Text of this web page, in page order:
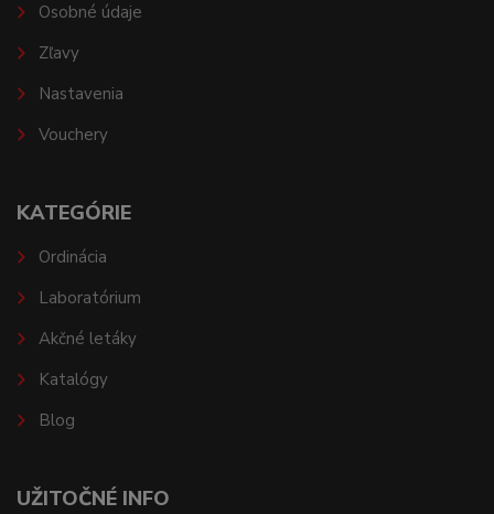
Osobné údaje
Zľavy
Nastavenia
Vouchery
KATEGÓRIE
Ordinácia
Laboratórium
Akčné letáky
Katalógy
Blog
UŽITOČNÉ INFO